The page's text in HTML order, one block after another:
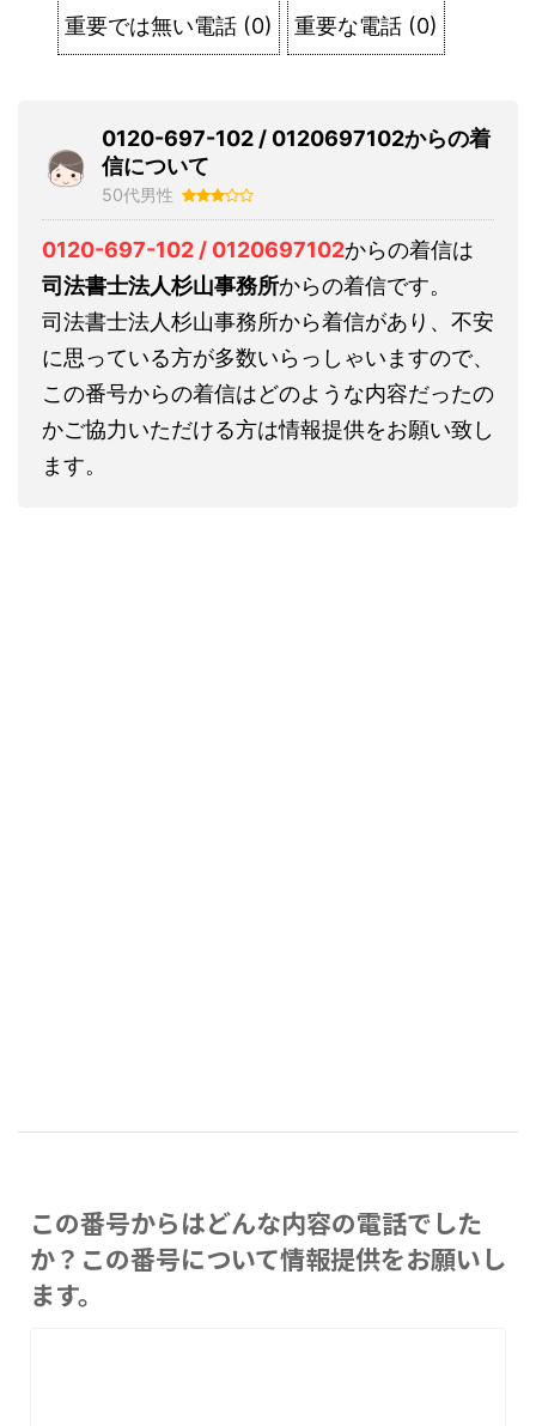
重要では無い電話 (0) 重要な電話 (0)
0120-697-102 / 0120697102からの着
信について
50代男性
0120-697-102 / 0120697102からの着信は
司法書士法人杉山事務所からの着信です。
司法書士法人杉山事務所から着信があり、不安
に思っている方が多数いらっしゃいますので、
この番号からの着信はどのような内容だったの
かご協力いただける方は情報提供をお願い致し
ます。
この番号からはどんな内容の電話でした
か？この番号について情報提供をお願いし
ます。